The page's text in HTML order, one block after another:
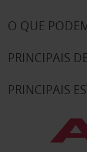
O QUE
PRINCIPAIS
PRINCIPAIS